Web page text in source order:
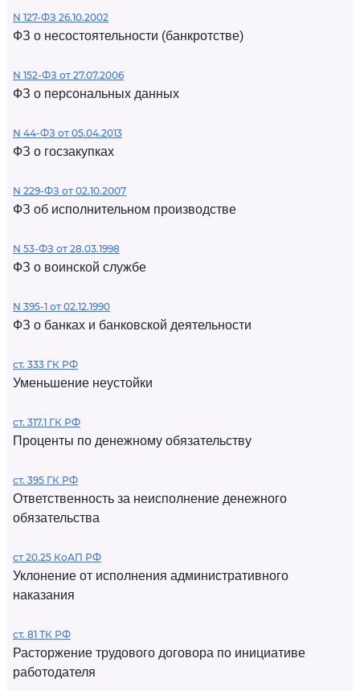
N 127-ФЗ 26.10.2002
ФЗ о несостоятельности (банкротстве)
N 152-ФЗ от 27.07.2006
ФЗ о персональных данных
N 44-ФЗ от 05.04.2013
ФЗ о госзакупках
N 229-ФЗ от 02.10.2007
ФЗ об исполнительном производстве
N 53-ФЗ от 28.03.1998
ФЗ о воинской службе
N 395-1 от 02.12.1990
ФЗ о банках и банковской деятельности
ст. 333 ГК РФ
Уменьшение неустойки
ст. 317.1 ГК РФ
Проценты по денежному обязательству
ст. 395 ГК РФ
Ответственность за неисполнение денежного
обязательства
ст 20.25 КоАП РФ
Уклонение от исполнения административного
наказания
ст. 81 ТК РФ
Расторжение трудового договора по инициативе
работодателя